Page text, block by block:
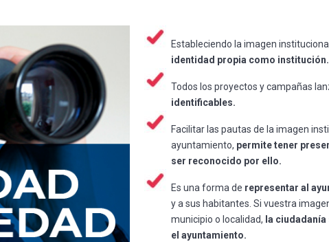
Estableciendo la imagen
identidad propia como institución.
Todos los proyectos y campañas
identificables.
Facilitar las pautas de la imagen
ayuntamiento, permite tener
ser reconocido por ello.
Es una forma de representar al
y a sus habitantes. Si vuestra
municipio o localidad, la
el ayuntamiento.